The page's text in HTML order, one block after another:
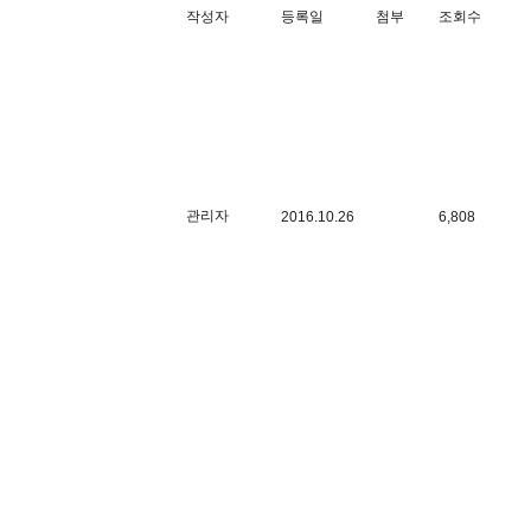
작성자 등록일 첨부 조회수
관리자 2016.10.26 6,808